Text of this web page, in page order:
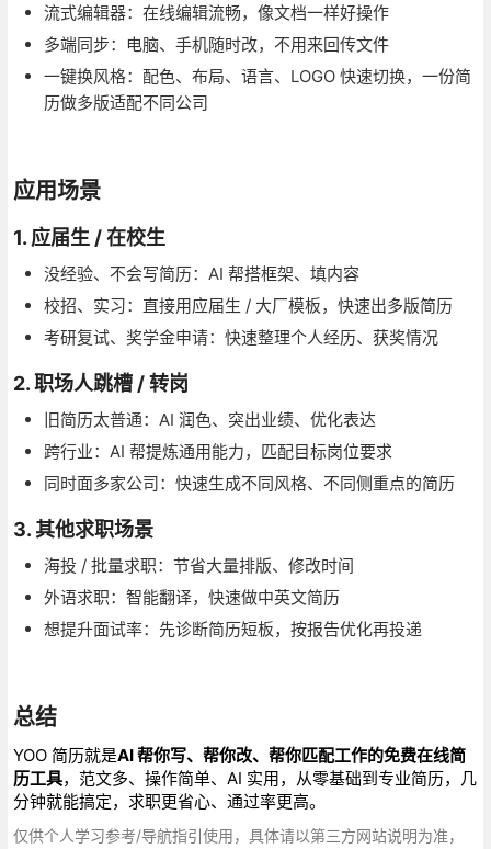
流式编辑器：在线编辑流畅，像文档一样好操作
多端同步：电脑、手机随时改，不用来回传文件
一键换风格：配色、布局、语言、LOGO 快速切换，一份简
历做多版适配不同公司
应用场景
1. 应届生 / 在校生
没经验、不会写简历：AI 帮搭框架、填内容
校招、实习：直接用应届生 / 大厂模板，快速出多版简历
考研复试、奖学金申请：快速整理个人经历、获奖情况
2. 职场人跳槽 / 转岗
旧简历太普通：AI 润色、突出业绩、优化表达
跨行业：AI 帮提炼通用能力，匹配目标岗位要求
同时面多家公司：快速生成不同风格、不同侧重点的简历
3. 其他求职场景
海投 / 批量求职：节省大量排版、修改时间
外语求职：智能翻译，快速做中英文简历
想提升面试率：先诊断简历短板，按报告优化再投递
总结
YOO 简历就是AI 帮你写、帮你改、帮你匹配工作的免费在线简
历工具，范文多、操作简单、AI 实用，从零基础到专业简历，几
分钟就能搞定，求职更省心、通过率更高。
仅供个人学习参考/导航指引使用，具体请以第三方网站说明为准，